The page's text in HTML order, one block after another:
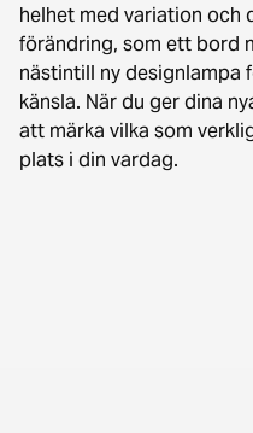
helhet med variation och
förändring, som ett bord
nästintill ny designlampa
känsla. När du ger dina
att märka vilka som
plats i din vardag.